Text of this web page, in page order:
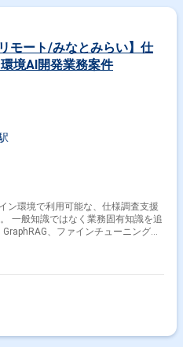
ドキュメントを活用した非同期コ
。 稼働スタイル： ・
社および、リリース前の集中期間
の連続出社が発生します。 ・リモ
フトウェアの貸与制度がありま
モート/みなとみらい】仕
境AI開発業務案件
環境で利用可能な、仕様調査支援
一般知識ではなく業務固有知識を追
、ファインチューニング、
ただきます。 関わるサービ